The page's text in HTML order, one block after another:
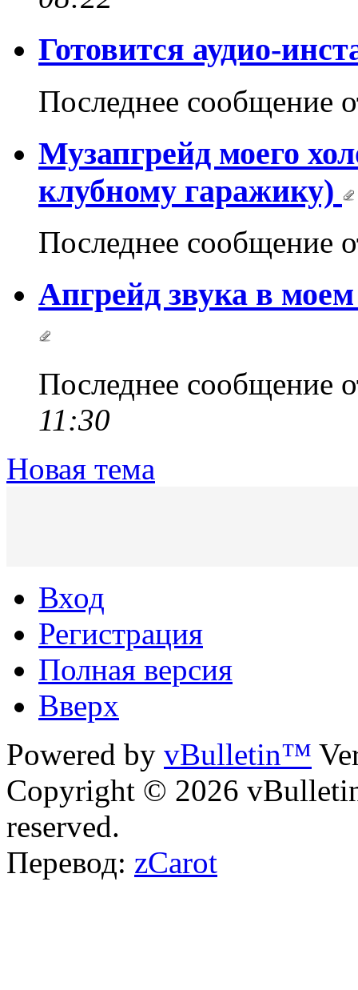
Готовится аудио-
Последнее сообщение
Музапгрейд моего
клубному гаражику)
Последнее сообщение
Апгрейд звука в
Последнее сообщение
11:30
Новая тема
Вход
Регистрация
Полная версия
Вверх
Powered by vBulletin™
Copyright © 2026
reserved.
Перевод: zCarot